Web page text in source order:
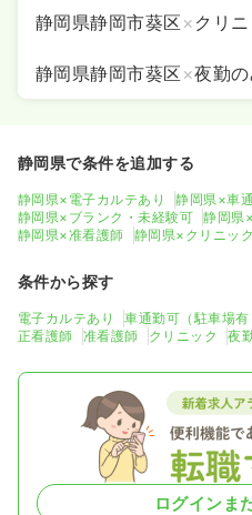
静岡県静岡市葵区 × クリニ
静岡県静岡市葵区 ×夜勤
静岡県で条件を追加する
静岡県×電子カルテあり
静岡県×車
静岡県×ブランク・未経験可
静岡県
静岡県×准看護師
静岡県×クリニック
条件から探す
電子カルテあり 車通勤可（駐車場有
正看護師
准看護師 クリニック 夜
ログインま